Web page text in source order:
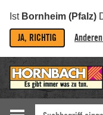
Ist Bornheim (Pfalz)
JA, RICHTIG